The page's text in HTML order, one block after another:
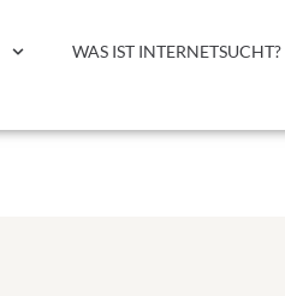
WAS IST INTERNETSUCHT?